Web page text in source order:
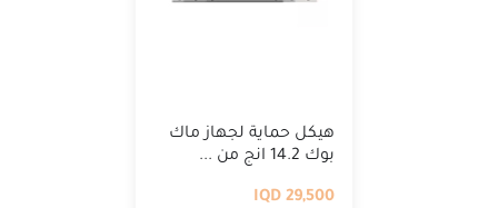
هيكل حماية لجهاز ماك
بوك 14.2 انج من ...
29,500 IQD